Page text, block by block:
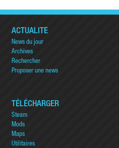
ACTUALITÉ
News du jour
Archives
Rechercher
Proposer une news
TÉLÉCHARGER
Steam
Mods
Maps
Utilitaires